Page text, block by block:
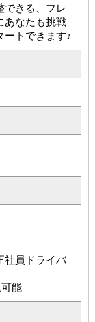
できる、フレ
あなたも挑戦
ートできます♪
社員ドライバ
能